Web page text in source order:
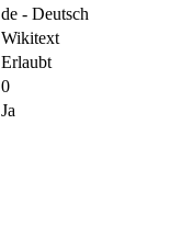
de - Deutsch
Wikitext
Erlaubt
0
Ja